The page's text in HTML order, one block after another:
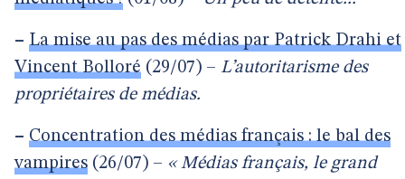
– La mise au pas des médias par Patrick Drahi et
Vincent Bolloré (29/07) – L’autoritarisme des
propriétaires de médias.
– Concentration des médias français : le bal des
vampires (26/07) – « Médias français, le grand